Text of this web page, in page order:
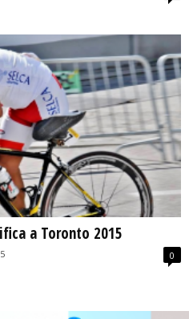
a Toronto 2015
0